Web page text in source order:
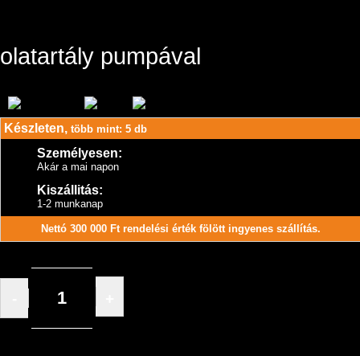
olatartály pumpával
Készleten, több mint: 5 db
Személyesen:
Akár a mai napon
Kiszállitás:
1-2 munkanap
Nettó 300 000 Ft rendelési érték fölött ingyenes szállítás.